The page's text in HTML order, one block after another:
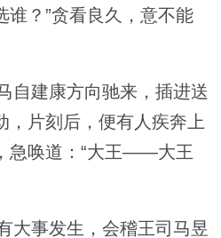
谁？”贪看良久，意不能
建康方向驰来，插进送
，片刻后，便有人疾奔上
急唤道：“大王——大王
事发生，会稽王司马昱